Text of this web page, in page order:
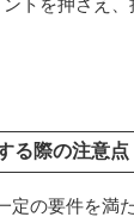
トを押さえ
る際の注意点
定の要件を満